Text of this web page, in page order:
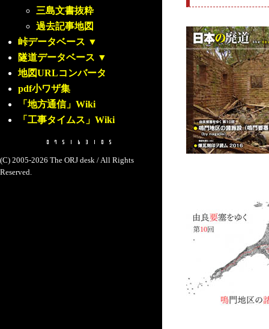
三島文書抜粋
過去記事地図
峠データベース ▼
隧道データベース ▼
地図URLコンバータ
pdf小ワザ集
「地方通信」Wiki
「工事タイムス」Wiki
(C) 2005-2026 The ORJ desk / All Rights
Reserved.